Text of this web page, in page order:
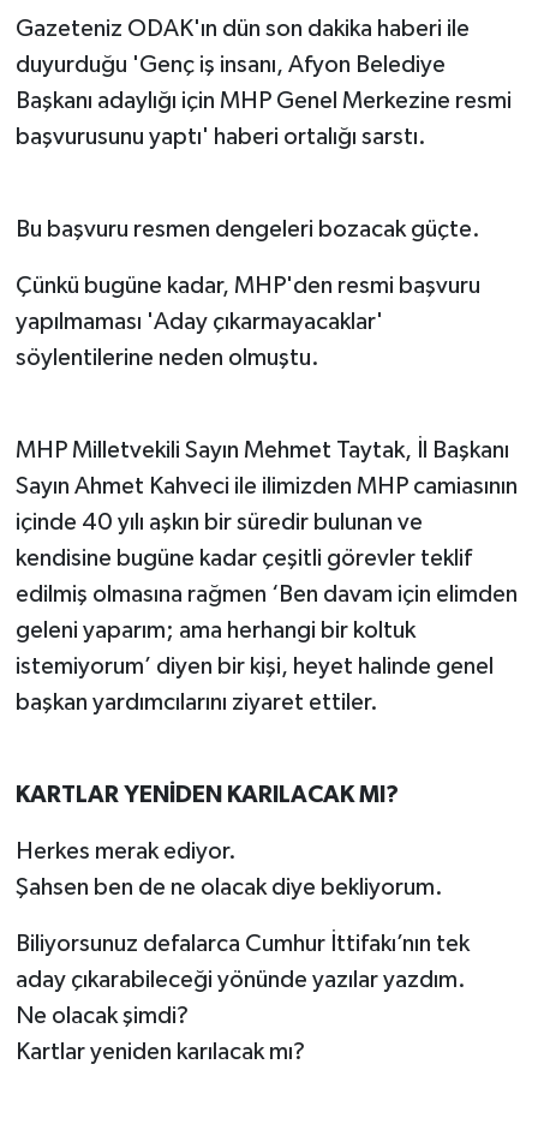
Gazeteniz ODAK'ın dün son dakika haberi ile
duyurduğu 'Genç iş insanı, Afyon Belediye
Başkanı adaylığı için MHP Genel Merkezine resmi
başvurusunu yaptı' haberi ortalığı sarstı.
Bu başvuru resmen dengeleri bozacak güçte.
Çünkü bugüne kadar, MHP'den resmi başvuru
yapılmaması 'Aday çıkarmayacaklar'
söylentilerine neden olmuştu.
MHP Milletvekili Sayın Mehmet Taytak, İl Başkanı
Sayın Ahmet Kahveci ile ilimizden MHP camiasının
içinde 40 yılı aşkın bir süredir bulunan ve
kendisine bugüne kadar çeşitli görevler teklif
edilmiş olmasına rağmen ‘Ben davam için elimden
geleni yaparım; ama herhangi bir koltuk
istemiyorum’ diyen bir kişi, heyet halinde genel
başkan yardımcılarını ziyaret ettiler.
KARTLAR YENİDEN KARILACAK MI?
Herkes merak ediyor.
Şahsen ben de ne olacak diye bekliyorum.
Biliyorsunuz defalarca Cumhur İttifakı’nın tek
aday çıkarabileceği yönünde yazılar yazdım.
Ne olacak şimdi?
Kartlar yeniden karılacak mı?